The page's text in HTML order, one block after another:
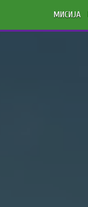
МИСИЈА